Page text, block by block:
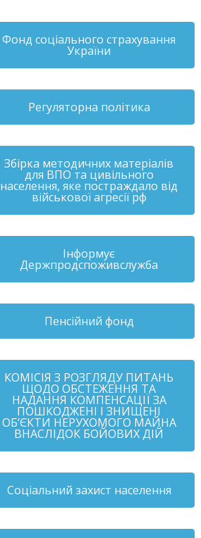
Фонд соціального страхування
України
Регуляторна політика
Збірка методичних матеріалів
для ВПО та цивільного
населення, яке постраждало від
військової агресії рф
Інформує
Держпродспоживслужба
Пенсійний фонд
КОМІСІЯ З РОЗГЛЯДУ ПИТАНЬ
ЩОДО ОБСТЕЖЕННЯ ТА
НАДАННЯ КОМПЕНСАЦІЇ ЗА
ПОШКОДЖЕНІ І ЗНИЩЕНІ
ОБ’ЄКТИ НЕРУХОМОГО МАЙНА
ВНАСЛІДОК БОЙОВИХ ДІЙ
Соціальний захист населення